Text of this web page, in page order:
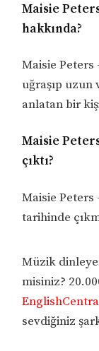
Maisie
hakkında?
Maisie Peters
uğraşıp uzun
anlatan bir
Maisie
çıktı?
Maisie Peters
tarihinde
Müzik
misiniz?
sevdiğiniz